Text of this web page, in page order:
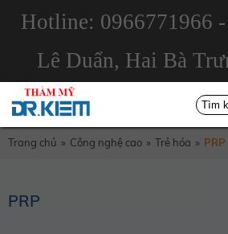
Hotline: 0966771966 -
Lê Duẩn, Hai Bà
Trang chủ » Công nghệ cao » Trẻ hóa » PRP
PRP